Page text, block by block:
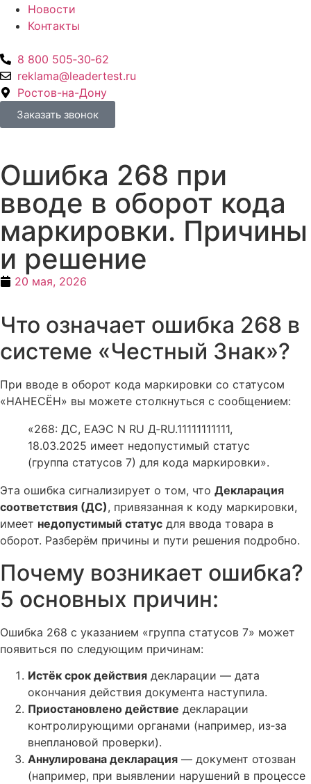
Новости
Контакты
8 800 505‑30‑62
reklama@leadertest.ru
Ростов-на-Дону
Заказать звонок
Ошибка 268 при
вводе в оборот кода
маркировки. Причины
и решение
20 мая, 2026
Что означает ошибка 268 в
системе «Честный Знак»?
При вводе в оборот кода маркировки со статусом
«НАНЕСЁН» вы можете столкнуться с сообщением:
«268: ДС, ЕАЭС N RU Д‑RU.11111111111,
18.03.2025 имеет недопустимый статус
(группа статусов 7) для кода маркировки».
Эта ошибка сигнализирует о том, что Декларация
соответствия (ДС), привязанная к коду маркировки,
имеет недопустимый статус для ввода товара в
оборот. Разберём причины и пути решения подробно.
Почему возникает ошибка?
5 основных причин:
Ошибка 268 с указанием «группа статусов 7» может
появиться по следующим причинам:
Истёк срок действия декларации — дата
окончания действия документа наступила.
Приостановлено действие декларации
контролирующими органами (например, из‑за
внеплановой проверки).
Аннулирована декларация — документ отозван
(например, при выявлении нарушений в процессе